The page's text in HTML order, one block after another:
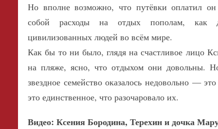
Но вполне возможно, что путёвки оплатил
собой расходы на отдых пополам, как
цивилизованных людей во всём мире.
Как бы то ни было, глядя на счастливое лицо
на пляже, ясно, что отдыхом они довольны.
звездное семейство оказалось недовольно —
это единственное, что разочаровало их.
Видео: Ксения Бородина, Терехин и дочка